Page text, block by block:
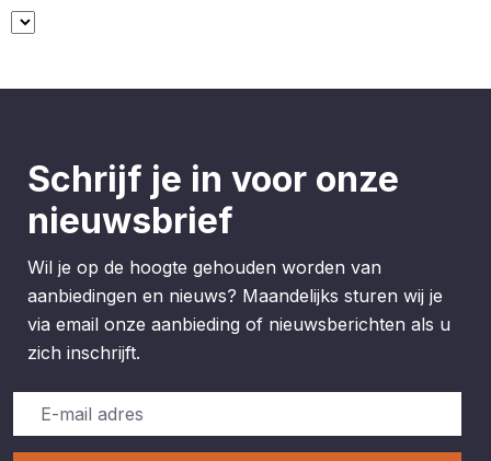
Schrijf je in voor onze
nieuwsbrief
Wil je op de hoogte gehouden worden van
aanbiedingen en nieuws? Maandelijks sturen wij je
via email onze aanbieding of nieuwsberichten als u
zich inschrijft.